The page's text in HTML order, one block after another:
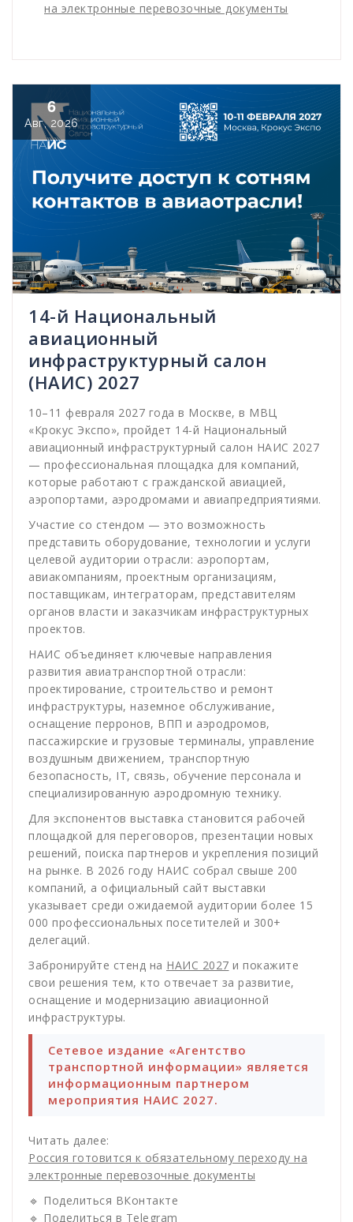
на электронные перевозочные документы
6
Авг, 2026
14-й Национальный
авиационный
инфраструктурный салон
(НАИС) 2027
10–11 февраля 2027 года в Москве, в МВЦ
«Крокус Экспо», пройдет 14-й Национальный
авиационный инфраструктурный салон НАИС 2027
— профессиональная площадка для компаний,
которые работают с гражданской авиацией,
аэропортами, аэродромами и авиапредприятиями.
Участие со стендом — это возможность
представить оборудование, технологии и услуги
целевой аудитории отрасли: аэропортам,
авиакомпаниям, проектным организациям,
поставщикам, интеграторам, представителям
органов власти и заказчикам инфраструктурных
проектов.
НАИС объединяет ключевые направления
развития авиатранспортной отрасли:
проектирование, строительство и ремонт
инфраструктуры, наземное обслуживание,
оснащение перронов, ВПП и аэродромов,
пассажирские и грузовые терминалы, управление
воздушным движением, транспортную
безопасность, IT, связь, обучение персонала и
специализированную аэродромную технику.
Для экспонентов выставка становится рабочей
площадкой для переговоров, презентации новых
решений, поиска партнеров и укрепления позиций
на рынке. В 2026 году НАИС собрал свыше 200
компаний, а официальный сайт выставки
указывает среди ожидаемой аудитории более 15
000 профессиональных посетителей и 300+
делегаций.
Забронируйте стенд на НАИС 2027 и покажите
свои решения тем, кто отвечает за развитие,
оснащение и модернизацию авиационной
инфраструктуры.
Сетевое издание «Агентство
транспортной информации» является
информационным партнером
мероприятия НАИС 2027.
Читать далее:
Россия готовится к обязательному переходу на
электронные перевозочные документы
🔹 Поделиться ВКонтакте
🔹 Поделиться в Telegram